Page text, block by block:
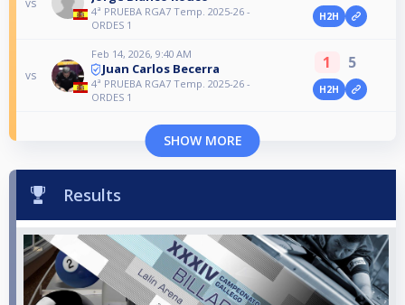
vs
4ª PRUEBA RGA7 Temp. 2025-26 -
ORDES 1
H2H
vs
Feb 14, 2026, 9:40 AM
Juan Carlos Becerra
4ª PRUEBA RGA7 Temp. 2025-26 -
ORDES 1
1 5
H2H
SHOW MORE
Results